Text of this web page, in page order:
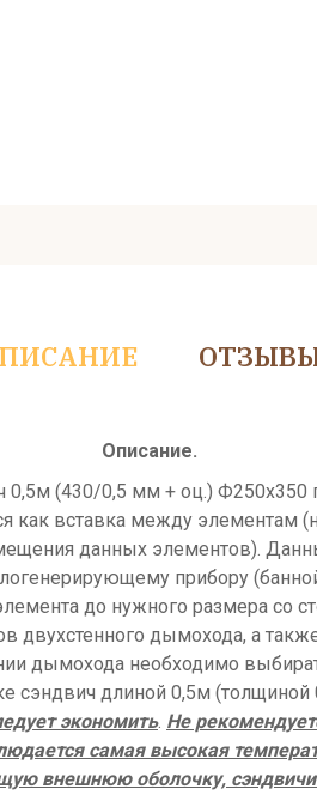
Описание.
(430/0,5 мм + оц.) Ф250х350
как вставка между
данных элементов).
прибору
до нужного размера со
двухстенного дымохода, а
дымохода необходимо
длиной 0,5м
экономить. Не
самая высокая
внешнюю оболочку, сэндвичи